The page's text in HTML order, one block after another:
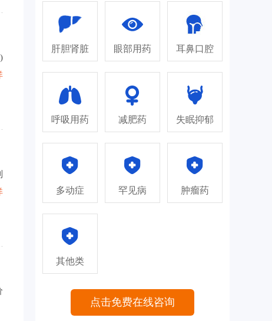
肝胆肾脏 眼部用药 耳鼻口腔
呼吸用药 减肥药 失眠抑郁
多动症 罕见病 肿瘤药
其他类
点击免费在线咨询